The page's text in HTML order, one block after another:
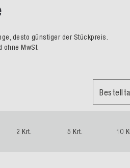
desto günstiger der Stückpreis.
MwSt.
2 Krt. 5 Krt. 10